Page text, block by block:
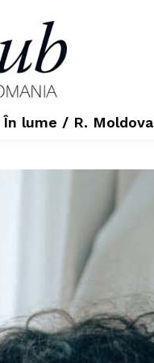
În lume / R. Moldova